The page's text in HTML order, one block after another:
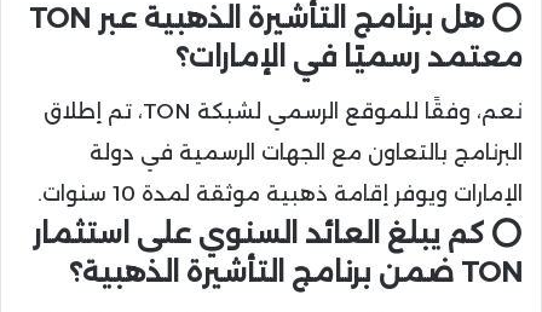
⭕ هل برنامج التأشيرة الذهبية عبر TON
معتمد رسميًا في الإمارات؟
نعم، وفقًا للموقع الرسمي لشبكة TON، تم إطلاق
البرنامج بالتعاون مع الجهات الرسمية في دولة
الإمارات ويوفر إقامة ذهبية موثقة لمدة 10 سنوات.
⭕ كم يبلغ العائد السنوي على استثمار
TON ضمن برنامج التأشيرة الذهبية؟